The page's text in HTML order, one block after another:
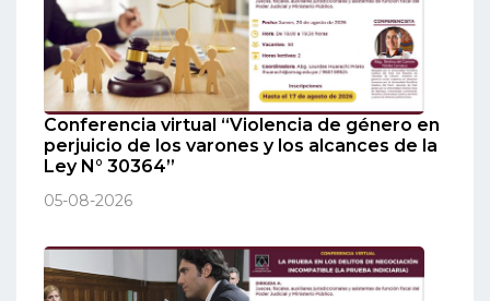
Conferencia virtual “Violencia de género en
perjuicio de los varones y los alcances de la
Ley N° 30364”
05-08-2026